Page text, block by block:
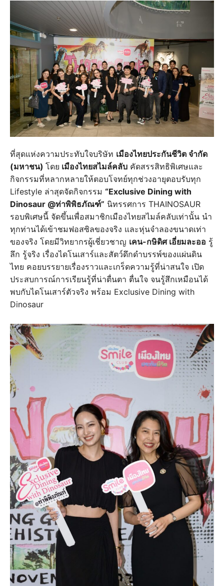
ที่สุดแห่งความประทับใจบริษัท เมืองไทยประกันชีวิต จำกัด
(มหาชน) โดย เมืองไทยสไมล์คลับ คัดสรรสิทธิพิเศษและ
กิจกรรมที่หลากหลายให้ตอบโจทย์ทุกช่วงอายุตอบรับทุก
Lifestyle ล่าสุดจัดกิจกรรม “Exclusive Dining with
Dinosaur @ท่าพิพิธภัณฑ์” นิทรรศการ THAINOSAUR
รอบพิเศษนี้ จัดขึ้นเพื่อสมาชิกเมืองไทยสไมล์คลับเท่านั้น นำ
ทุกท่านได้เข้าชมฟอสซิลของจริง และหุ่นจำลองขนาดเท่า
ของจริง โดยมีวิทยากรผู้เชี่ยวชาญ เคน-กษิดิศ เอี่ยมละออ รู้
ลึก รู้จริง เรื่องไดโนเสาร์และสัตว์ดึกดำบรรพ์ของแผ่นดิน
ไทย คอยบรรยายเรื่องราวและเกร็ดความรู้ที่น่าสนใจ เปิด
ประสบการณ์การเรียนรู้ที่น่าตื่นตา ตื่นใจ จนรู้สึกเหมือนได้
พบกับไดโนเสาร์ตัวจริง พร้อม Exclusive Dining with
Dinosaur